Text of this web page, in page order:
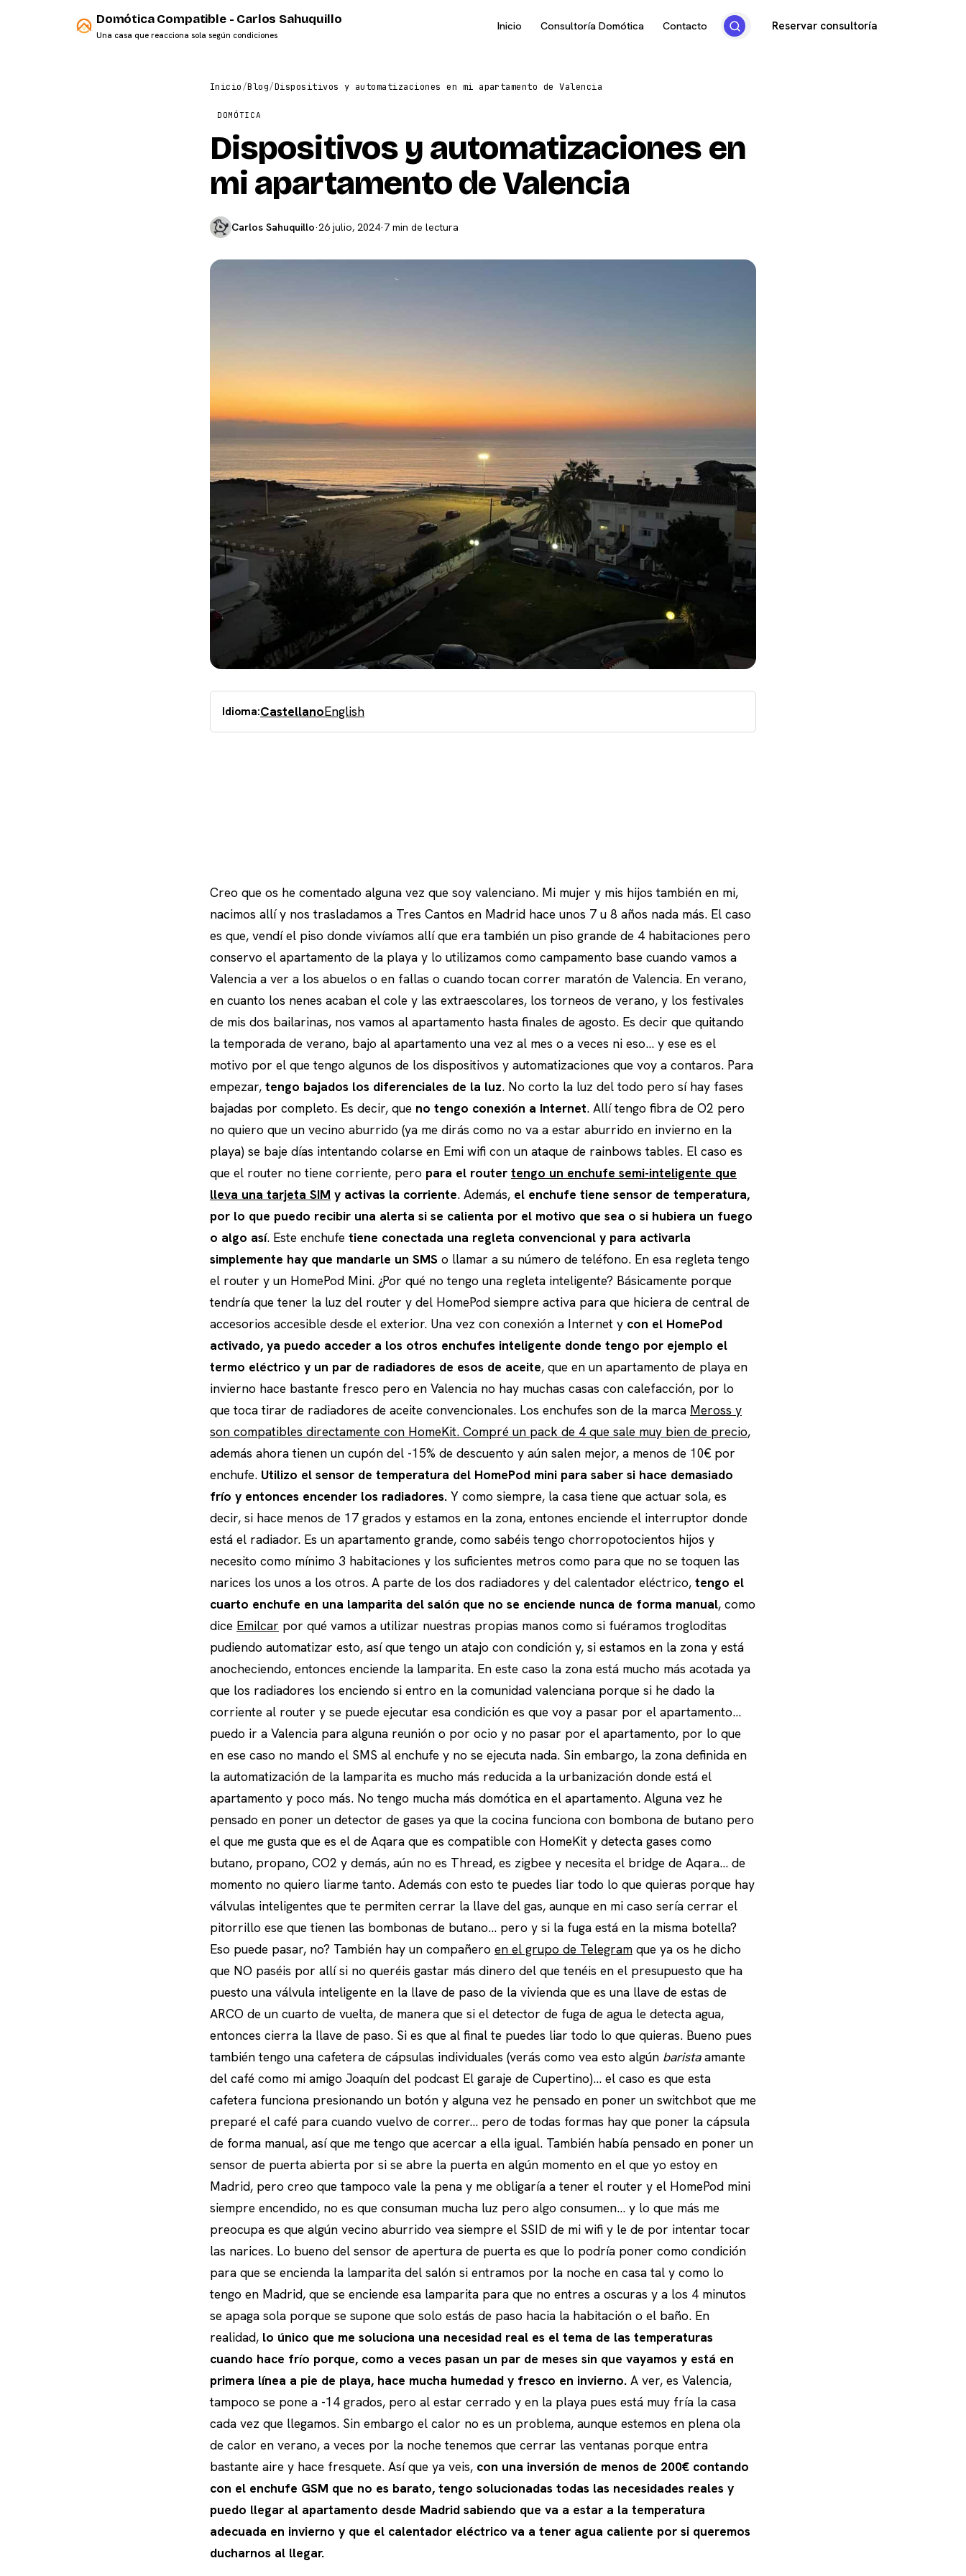
Domótica Compatible - Carlos Sahuquillo
Una casa que reacciona sola según condiciones
Inicio Consultoría Domótica Contacto Reservar consultoría
Inicio/Blog/Dispositivos y automatizaciones en mi apartamento de Valencia
DOMÓTICA
Dispositivos y automatizaciones en
mi apartamento de Valencia
Carlos Sahuquillo·26 julio, 2024·7 min de lectura
Idioma:CastellanoEnglish
Creo que os he comentado alguna vez que soy valenciano. Mi mujer y mis hijos también en mi,
nacimos allí y nos trasladamos a Tres Cantos en Madrid hace unos 7 u 8 años nada más. El caso
es que, vendí el piso donde vivíamos allí que era también un piso grande de 4 habitaciones pero
conservo el apartamento de la playa y lo utilizamos como campamento base cuando vamos a
Valencia a ver a los abuelos o en fallas o cuando tocan correr maratón de Valencia. En verano,
en cuanto los nenes acaban el cole y las extraescolares, los torneos de verano, y los festivales
de mis dos bailarinas, nos vamos al apartamento hasta finales de agosto. Es decir que quitando
la temporada de verano, bajo al apartamento una vez al mes o a veces ni eso… y ese es el
motivo por el que tengo algunos de los dispositivos y automatizaciones que voy a contaros. Para
empezar, tengo bajados los diferenciales de la luz. No corto la luz del todo pero sí hay fases
bajadas por completo. Es decir, que no tengo conexión a Internet. Allí tengo fibra de O2 pero
no quiero que un vecino aburrido (ya me dirás como no va a estar aburrido en invierno en la
playa) se baje días intentando colarse en Emi wifi con un ataque de rainbows tables. El caso es
que el router no tiene corriente, pero para el router tengo un enchufe semi-inteligente que
lleva una tarjeta SIM y activas la corriente. Además, el enchufe tiene sensor de temperatura,
por lo que puedo recibir una alerta si se calienta por el motivo que sea o si hubiera un fuego
o algo así. Este enchufe tiene conectada una regleta convencional y para activarla
simplemente hay que mandarle un SMS o llamar a su número de teléfono. En esa regleta tengo
el router y un HomePod Mini. ¿Por qué no tengo una regleta inteligente? Básicamente porque
tendría que tener la luz del router y del HomePod siempre activa para que hiciera de central de
accesorios accesible desde el exterior. Una vez con conexión a Internet y con el HomePod
activado, ya puedo acceder a los otros enchufes inteligente donde tengo por ejemplo el
termo eléctrico y un par de radiadores de esos de aceite, que en un apartamento de playa en
invierno hace bastante fresco pero en Valencia no hay muchas casas con calefacción, por lo
que toca tirar de radiadores de aceite convencionales. Los enchufes son de la marca Meross y
son compatibles directamente con HomeKit. Compré un pack de 4 que sale muy bien de precio,
además ahora tienen un cupón del -15% de descuento y aún salen mejor, a menos de 10€ por
enchufe. Utilizo el sensor de temperatura del HomePod mini para saber si hace demasiado
frío y entonces encender los radiadores. Y como siempre, la casa tiene que actuar sola, es
decir, si hace menos de 17 grados y estamos en la zona, entones enciende el interruptor donde
está el radiador. Es un apartamento grande, como sabéis tengo chorropotocientos hijos y
necesito como mínimo 3 habitaciones y los suficientes metros como para que no se toquen las
narices los unos a los otros. A parte de los dos radiadores y del calentador eléctrico, tengo el
cuarto enchufe en una lamparita del salón que no se enciende nunca de forma manual, como
dice Emilcar por qué vamos a utilizar nuestras propias manos como si fuéramos trogloditas
pudiendo automatizar esto, así que tengo un atajo con condición y, si estamos en la zona y está
anocheciendo, entonces enciende la lamparita. En este caso la zona está mucho más acotada ya
que los radiadores los enciendo si entro en la comunidad valenciana porque si he dado la
corriente al router y se puede ejecutar esa condición es que voy a pasar por el apartamento…
puedo ir a Valencia para alguna reunión o por ocio y no pasar por el apartamento, por lo que
en ese caso no mando el SMS al enchufe y no se ejecuta nada. Sin embargo, la zona definida en
la automatización de la lamparita es mucho más reducida a la urbanización donde está el
apartamento y poco más. No tengo mucha más domótica en el apartamento. Alguna vez he
pensado en poner un detector de gases ya que la cocina funciona con bombona de butano pero
el que me gusta que es el de Aqara que es compatible con HomeKit y detecta gases como
butano, propano, CO2 y demás, aún no es Thread, es zigbee y necesita el bridge de Aqara… de
momento no quiero liarme tanto. Además con esto te puedes liar todo lo que quieras porque hay
válvulas inteligentes que te permiten cerrar la llave del gas, aunque en mi caso sería cerrar el
pitorrillo ese que tienen las bombonas de butano… pero y si la fuga está en la misma botella?
Eso puede pasar, no? También hay un compañero en el grupo de Telegram que ya os he dicho
que NO paséis por allí si no queréis gastar más dinero del que tenéis en el presupuesto que ha
puesto una válvula inteligente en la llave de paso de la vivienda que es una llave de estas de
ARCO de un cuarto de vuelta, de manera que si el detector de fuga de agua le detecta agua,
entonces cierra la llave de paso. Si es que al final te puedes liar todo lo que quieras. Bueno pues
también tengo una cafetera de cápsulas individuales (verás como vea esto algún baristaamante
del café como mi amigo Joaquín del podcast El garaje de Cupertino)… el caso es que esta
cafetera funciona presionando un botón y alguna vez he pensado en poner un switchbot que me
preparé el café para cuando vuelvo de correr… pero de todas formas hay que poner la cápsula
de forma manual, así que me tengo que acercar a ella igual. También había pensado en poner un
sensor de puerta abierta por si se abre la puerta en algún momento en el que yo estoy en
Madrid, pero creo que tampoco vale la pena y me obligaría a tener el router y el HomePod mini
siempre encendido, no es que consuman mucha luz pero algo consumen… y lo que más me
preocupa es que algún vecino aburrido vea siempre el SSID de mi wifi y le de por intentar tocar
las narices. Lo bueno del sensor de apertura de puerta es que lo podría poner como condición
para que se encienda la lamparita del salón si entramos por la noche en casa tal y como lo
tengo en Madrid, que se enciende esa lamparita para que no entres a oscuras y a los 4 minutos
se apaga sola porque se supone que solo estás de paso hacia la habitación o el baño. En
realidad, lo único que me soluciona una necesidad real es el tema de las temperaturas
cuando hace frío porque, como a veces pasan un par de meses sin que vayamos y está en
primera línea a pie de playa, hace mucha humedad y fresco en invierno. A ver, es Valencia,
tampoco se pone a -14 grados, pero al estar cerrado y en la playa pues está muy fría la casa
cada vez que llegamos. Sin embargo el calor no es un problema, aunque estemos en plena ola
de calor en verano, a veces por la noche tenemos que cerrar las ventanas porque entra
bastante aire y hace fresquete. Así que ya veis, con una inversión de menos de 200€ contando
con el enchufe GSM que no es barato, tengo solucionadas todas las necesidades reales y
puedo llegar al apartamento desde Madrid sabiendo que va a estar a la temperatura
adecuada en invierno y que el calentador eléctrico va a tener agua caliente por si queremos
ducharnos al llegar.